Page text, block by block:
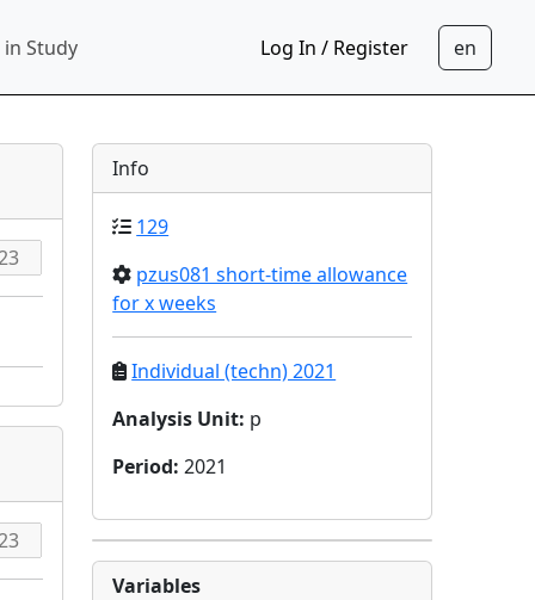
in Study Log In / Register
Info
129
pzus081 short-time allowance
for x weeks
Individual (techn) 2021
Analysis Unit: p
Period:2021
Variables